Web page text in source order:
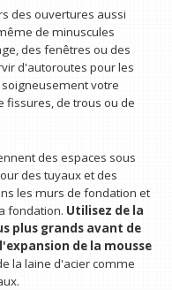
des ouvertures aussi
de minuscules
des fenêtres ou des
d'autoroutes pour les
votre
fissures, de trous ou de
des espaces sous
des tuyaux et des
les murs de fondation et
fondation. Utilisez de la
plus grands avant de
de la mousse
la laine d'acier comme